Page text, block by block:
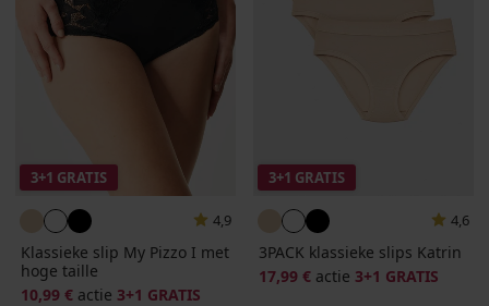
3+1 GRATIS
4,9
Klassieke slip My Pizzo I met
hoge taille
10,99 € actie 3+1 GRATIS
3+1 GRATIS
4,6
3PACK klassieke slips Katrin
17,99 € actie 3+1 GRATIS